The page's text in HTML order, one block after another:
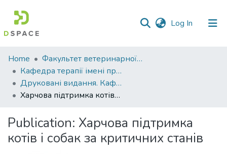
Log In (current)
Communities
&
Collections
All of DSpace
Statistics
Home
Факультет ветеринарної медицини
Кафедра терапії імені професора П. І. Локеса
Друковані видання. Кафедра терапії імені професора П. І. Локеса
Харчова підтримка котів і собак за критичних станів
Publication: Харчова підтримка
котів і собак за критичних станів